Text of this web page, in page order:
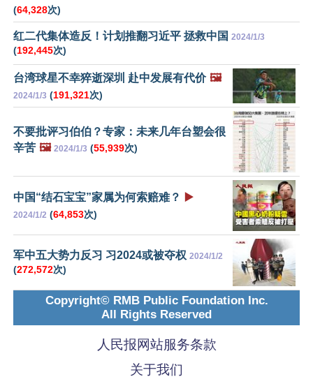
(64,328次)
红二代集体造反！计划推翻习近平 拯救中国 2024/1/3
(192,445次)
台湾球星不幸猝逝深圳 赴中发展有代价 🖼️
2024/1/3 (191,321次)
不要批评习伯伯？专家：未来几年台塑会很
辛苦 🖼️ 2024/1/3 (55,939次)
中国“结石宝宝”家属为何索赔难？ ▶️
2024/1/2 (64,853次)
军中五大势力反习 习2024或被夺权 2024/1/2
(272,572次)
Copyright© RMB Public Foundation Inc.
All Rights Reserved
人民报网站服务条款
关于我们